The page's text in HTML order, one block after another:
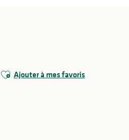
Ajouter aux favoris
Ajouter à mes favoris